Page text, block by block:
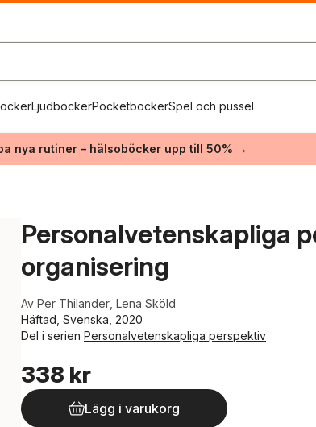
LjudböckerPocketböckerSpel och pussel
nya rutiner – hälsoböcker upp till 50% →
Personalvetenskapliga
organisering
Av Per Thilander Lena Sköld
Häftad, Svenska, 2020
Del i serien Personalvetenskapliga perspektiv
338 kr
Lägg i varukorg